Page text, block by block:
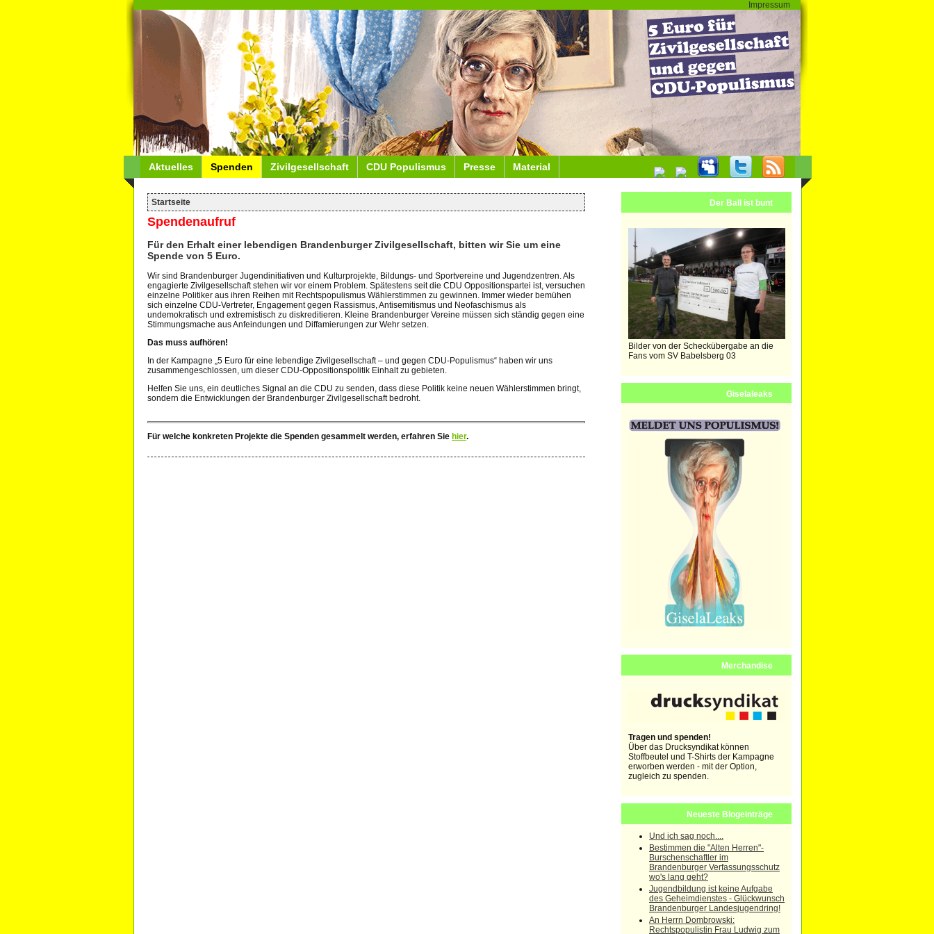
Impressum
Aktuelles Spenden Zivilgesellschaft CDU Populismus Presse Material
Startseite
Spendenaufruf
Für den Erhalt einer lebendigen Brandenburger Zivilgesellschaft, bitten wir Sie um eine
Spende von 5 Euro.
Wir sind Brandenburger Jugendinitiativen und Kulturprojekte, Bildungs- und Sportvereine und Jugendzentren. Als
engagierte Zivilgesellschaft stehen wir vor einem Problem. Spätestens seit die CDU Oppositionspartei ist, versuchen
einzelne Politiker aus ihren Reihen mit Rechtspopulismus Wählerstimmen zu gewinnen. Immer wieder bemühen
sich einzelne CDU-Vertreter, Engagement gegen Rassismus, Antisemitismus und Neofaschismus als
undemokratisch und extremistisch zu diskreditieren. Kleine Brandenburger Vereine müssen sich ständig gegen eine
Stimmungsmache aus Anfeindungen und Diffamierungen zur Wehr setzen.
Das muss aufhören!
In der Kampagne „5 Euro für eine lebendige Zivilgesellschaft – und gegen CDU-Populismus“ haben wir uns
zusammengeschlossen, um dieser CDU-Oppositionspolitik Einhalt zu gebieten.
Helfen Sie uns, ein deutliches Signal an die CDU zu senden, dass diese Politik keine neuen Wählerstimmen bringt,
sondern die Entwicklungen der Brandenburger Zivilgesellschaft bedroht.
Für welche konkreten Projekte die Spenden gesammelt werden, erfahren Sie hier.
Der Ball ist bunt
Bilder von der Scheckübergabe an die
Fans vom SV Babelsberg 03
Giselaleaks
Merchandise
Tragen und spenden!
Über das Drucksyndikat können
Stoffbeutel und T-Shirts der Kampagne
erworben werden - mit der Option,
zugleich zu spenden.
Neueste Blogeinträge
Und ich sag noch....
Bestimmen die "Alten Herren"-
Burschenschaftler im
Brandenburger Verfassungsschutz
wo's lang geht?
Jugendbildung ist keine Aufgabe
des Geheimdienstes - Glückwunsch
Brandenburger Landesjugendring!
An Herrn Dombrowski:
Rechtspopulistin Frau Ludwig zum